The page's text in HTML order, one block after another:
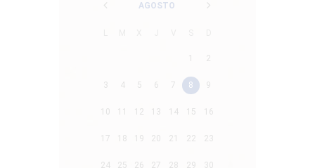
AGOSTO
1 2
3 4 5 6 7 8 9
10 11 12 13 14 15 16
17 18 19 20 21 22 23
24 25 26 27 28 29 30